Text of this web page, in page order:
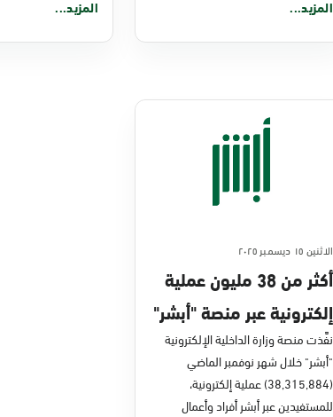
المزيد... المزيد...
الاثنين ١٥ ديسمبر ٢٠٢٥
أكثر من 38 مليون عملية
إلكترونية عبر منصة "أبشر"
في نوفمبر 2025
نفَّذت منصة وزارة الداخلية الإلكترونية
"أبشر" خلال شهر نوفمبر الماضي
(38,315,884) عملية إلكترونية،
للمستفيدين عبر أبشر أفراد وأعمال